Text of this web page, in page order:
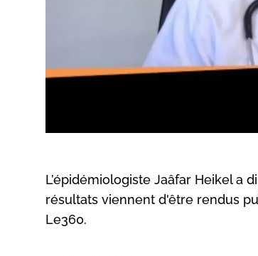
L’épidémiologiste Jaâfar Heikel a
résultats viennent d'être rendus
Le360.